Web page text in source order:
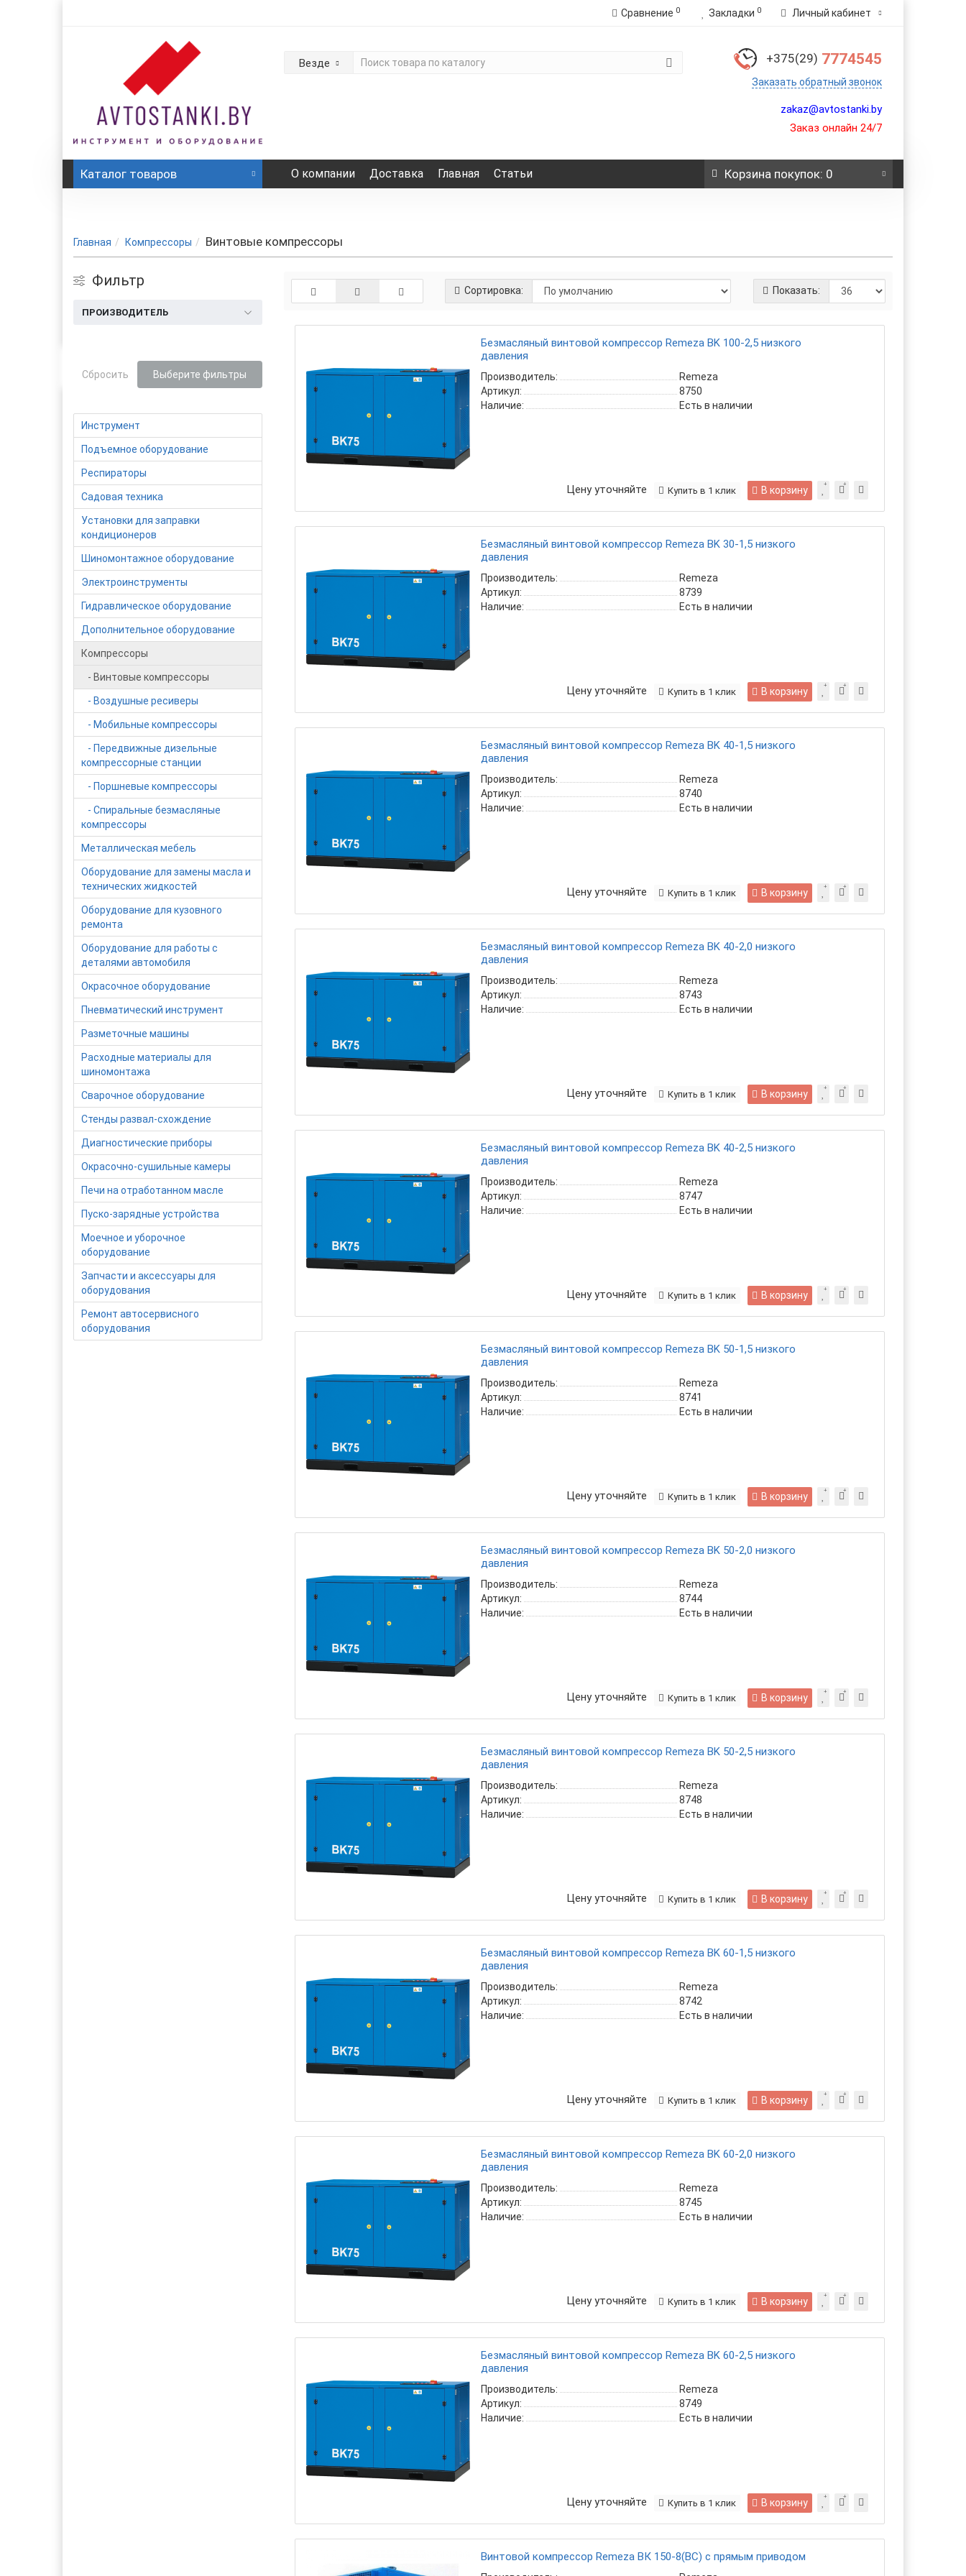
Сравнение 0 Закладки 0 Личный кабинет
Везде +375(29) 7774545
Заказать обратный звонок
zakaz@avtostanki.by
Заказ онлайн 24/7
Каталог товаров О компании Доставка Главная Статьи Корзинапокупок: 0
Главная Компрессоры Винтовые компрессоры
Фильтр
ПРОИЗВОДИТЕЛЬ
Сбросить Выберите фильтры
Инструмент
Подъемное оборудование
Респираторы
Садовая техника
Установки для заправки
кондиционеров
Шиномонтажное оборудование
Электроинструменты
Гидравлическое оборудование
Дополнительное оборудование
Компрессоры
- Винтовые компрессоры
- Воздушные ресиверы
- Мобильные компрессоры
- Передвижные дизельные
компрессорные станции
- Поршневые компрессоры
- Спиральные безмасляные
компрессоры
Металлическая мебель
Оборудование для замены масла и
технических жидкостей
Оборудование для кузовного
ремонта
Оборудование для работы с
деталями автомобиля
Окрасочное оборудование
Пневматический инструмент
Разметочные машины
Расходные материалы для
шиномонтажа
Сварочное оборудование
Стенды развал-схождение
Диагностические приборы
Окрасочно-сушильные камеры
Печи на отработанном масле
Пуско-зарядные устройства
Моечное и уборочное
оборудование
Запчасти и аксессуары для
оборудования
Ремонт автосервисного
оборудования
Сортировка: Показать:
Безмасляный винтовой компрессор Remeza ВK 100-2,5 низкого
давления
Производитель:
Remeza
Артикул:
8750
Наличие:
Есть в наличии
Цену уточняйте В корзину
Купить в 1 клик
Безмасляный винтовой компрессор Remeza ВK 30-1,5 низкого
давления
Производитель:
Remeza
Артикул:
8739
Наличие:
Есть в наличии
Цену уточняйте В корзину
Купить в 1 клик
Безмасляный винтовой компрессор Remeza ВK 40-1,5 низкого
давления
Производитель:
Remeza
Артикул:
8740
Наличие:
Есть в наличии
Цену уточняйте В корзину
Купить в 1 клик
Безмасляный винтовой компрессор Remeza ВK 40-2,0 низкого
давления
Производитель:
Remeza
Артикул:
8743
Наличие:
Есть в наличии
Цену уточняйте В корзину
Купить в 1 клик
Безмасляный винтовой компрессор Remeza ВK 40-2,5 низкого
давления
Производитель:
Remeza
Артикул:
8747
Наличие:
Есть в наличии
Цену уточняйте В корзину
Купить в 1 клик
Безмасляный винтовой компрессор Remeza ВK 50-1,5 низкого
давления
Производитель:
Remeza
Артикул:
8741
Наличие:
Есть в наличии
Цену уточняйте В корзину
Купить в 1 клик
Безмасляный винтовой компрессор Remeza ВK 50-2,0 низкого
давления
Производитель:
Remeza
Артикул:
8744
Наличие:
Есть в наличии
Цену уточняйте В корзину
Купить в 1 клик
Безмасляный винтовой компрессор Remeza ВK 50-2,5 низкого
давления
Производитель:
Remeza
Артикул:
8748
Наличие:
Есть в наличии
Цену уточняйте В корзину
Купить в 1 клик
Безмасляный винтовой компрессор Remeza ВK 60-1,5 низкого
давления
Производитель:
Remeza
Артикул:
8742
Наличие:
Есть в наличии
Цену уточняйте В корзину
Купить в 1 клик
Безмасляный винтовой компрессор Remeza ВK 60-2,0 низкого
давления
Производитель:
Remeza
Артикул:
8745
Наличие:
Есть в наличии
Цену уточняйте В корзину
Купить в 1 клик
Безмасляный винтовой компрессор Remeza ВK 60-2,5 низкого
давления
Производитель:
Remeza
Артикул:
8749
Наличие:
Есть в наличии
Цену уточняйте В корзину
Купить в 1 клик
Винтовой компрессор Remeza ВК 150-8(ВС) с прямым приводом